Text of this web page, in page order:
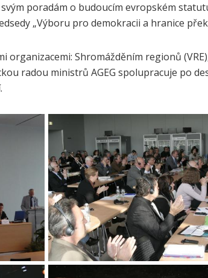
poradám o budoucím evropském
„Výboru pro demokracii a hranice
Shromážděním regionů
radou ministrů AGEG spolupracuje po